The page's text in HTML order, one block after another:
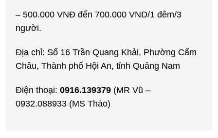
– 500.000 VNĐ đến 700.000 VND/1 đêm/3
người.
Địa chỉ: Số 16 Trần Quang Khải, Phường Cẩm
Châu, Thành phố Hội An, tỉnh Quảng Nam
Điện thoại: 0916.139379 (MR Vũ –
0932.088933 (MS Thảo)